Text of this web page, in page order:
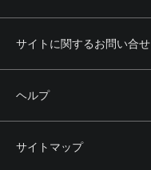
サイトに関するお問い合せ
ヘルプ
サイトマップ